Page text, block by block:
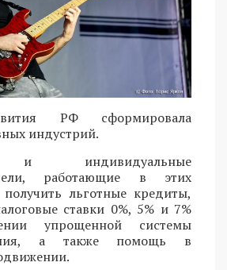
РФ сформировала
индустрий.
и индивидуальные
работающие в этих
льготные кредиты,
ставки 0%, 5% и 7%
упрощенной системы
а также помощь в